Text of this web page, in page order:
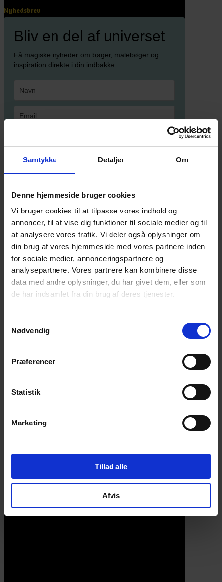
Samtykke Detaljer Om
Denne hjemmeside bruger cookies
Vi bruger cookies til at tilpasse vores indhold og
annoncer, til at vise dig funktioner til sociale medier og til
at analysere vores trafik. Vi deler også oplysninger om
din brug af vores hjemmeside med vores partnere inden
for sociale medier, annonceringspartnere og
analysepartnere. Vores partnere kan kombinere disse
data med andre oplysninger, du har givet dem, eller som
de har indsamlet fra din brug af deres tjenester.
Nødvendig
Præferencer
Statistik
Marketing
Tillad alle
Afvis
Nyhedsbrev
Bliv en del af universet
Få magiske nyheder om bøger, malebøger og
inspiration direkte i din indbakke.
Ja tak! Tilmeld mig.